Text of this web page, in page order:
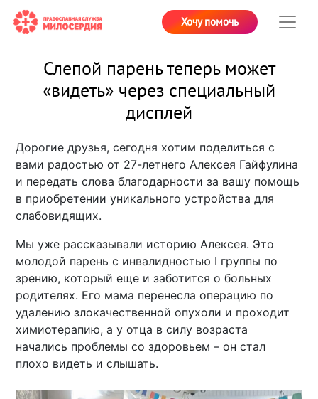
Хочу помочь
Слепой парень теперь может
«видеть» через специальный
дисплей
Дорогие друзья, сегодня хотим поделиться с
вами радостью от 27-летнего Алексея Гайфулина
и передать слова благодарности за вашу помощь
в приобретении уникального устройства для
слабовидящих.
Мы уже рассказывали историю Алексея. Это
молодой парень с инвалидностью I группы по
зрению, который еще и заботится о больных
родителях. Его мама перенесла операцию по
удалению злокачественной опухоли и проходит
химиотерапию, а у отца в силу возраста
начались проблемы со здоровьем – он стал
плохо видеть и слышать.